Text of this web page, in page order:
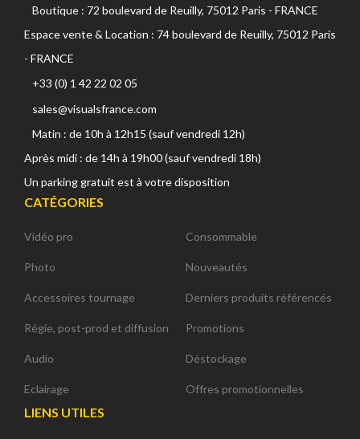
Boutique : 72 boulevard de Reuilly, 75012 Paris - FRANCE
Espace vente & Location : 74 boulevard de Reuilly, 75012 Paris
- FRANCE
+33 (0) 1 42 22 02 05
sales@visualsfrance.com
Matin : de 10h à 12h15 (sauf vendredi 12h)
Après midi : de 14h à 19h00 (sauf vendredi 18h)
Un parking gratuit est à votre disposition
CATÉGORIES
Vidéo pro
Photo
Accessoires tournage
Régie, post-prod et diffusion
Audio
Eclairage
Consommable
Nouveautés
Derniers produits référencés
Promotions
Déstockage
Offres promotionnelles
LIENS UTILES